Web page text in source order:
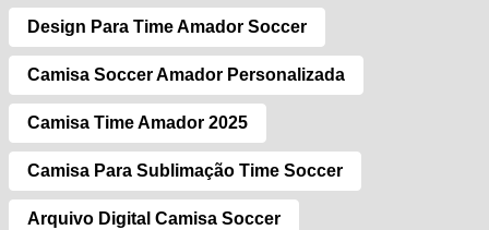
Design Para Time Amador Soccer
Camisa Soccer Amador Personalizada
Camisa Time Amador 2025
Camisa Para Sublimação Time Soccer
Arquivo Digital Camisa Soccer